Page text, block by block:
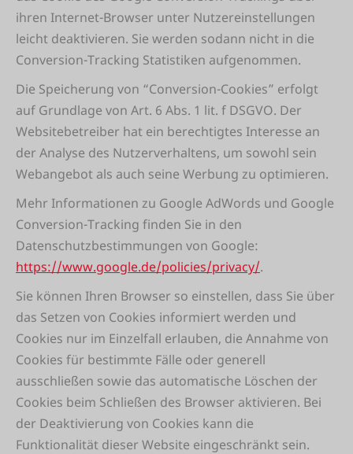
ihren Internet-Browser unter Nutzereinstellungen
leicht deaktivieren. Sie werden sodann nicht in die
Conversion-Tracking Statistiken aufgenommen.
Die Speicherung von “Conversion-Cookies” erfolgt
auf Grundlage von Art. 6 Abs. 1 lit. f DSGVO. Der
Websitebetreiber hat ein berechtigtes Interesse an
der Analyse des Nutzerverhaltens, um sowohl sein
Webangebot als auch seine Werbung zu optimieren.
Mehr Informationen zu Google AdWords und Google
Conversion-Tracking finden Sie in den
Datenschutzbestimmungen von Google:
https://www.google.de/policies/privacy/.
Sie können Ihren Browser so einstellen, dass Sie über
das Setzen von Cookies informiert werden und
Cookies nur im Einzelfall erlauben, die Annahme von
Cookies für bestimmte Fälle oder generell
ausschließen sowie das automatische Löschen der
Cookies beim Schließen des Browser aktivieren. Bei
der Deaktivierung von Cookies kann die
Funktionalität dieser Website eingeschränkt sein.